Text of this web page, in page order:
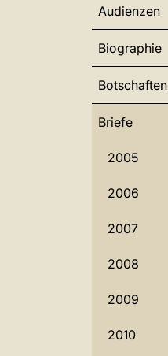
Audienzen
Biographie
Botschaften
Briefe
2005
2006
2007
2008
2009
2010